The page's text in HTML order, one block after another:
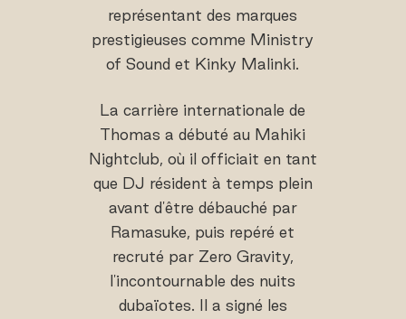
représentant des marques
prestigieuses comme Ministry
of Sound et Kinky Malinki.
La carrière internationale de
Thomas a débuté au Mahiki
Nightclub, où il officiait en tant
que DJ résident à temps plein
avant d'être débauché par
Ramasuke, puis repéré et
recruté par Zero Gravity,
l'incontournable des nuits
dubaïotes. Il a signé les